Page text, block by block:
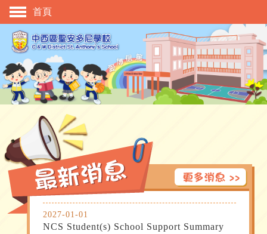
主頁
校慶活動
管理與組織
學與教
校風及學生支援
學生表現
相片及影片
升中資訊
入學申請
首頁
2027-01-01
NCS Student(s) School Support Summary